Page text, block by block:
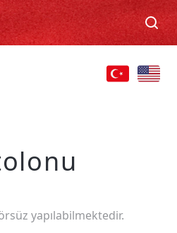
yapılabilmektedir.